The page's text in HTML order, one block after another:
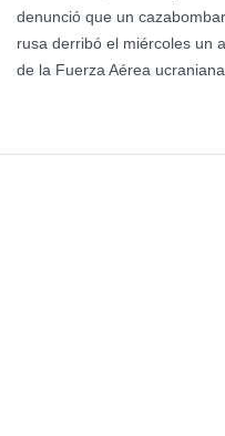
denunció que un
rusa derribó el miércoles un
de la Fuerza Aérea